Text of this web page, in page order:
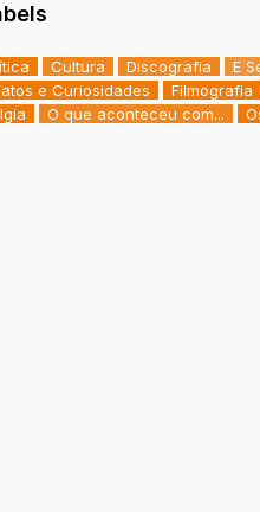
Cultura Discografia
E
e Curiosidades
Filmografia
O que aconteceu com...